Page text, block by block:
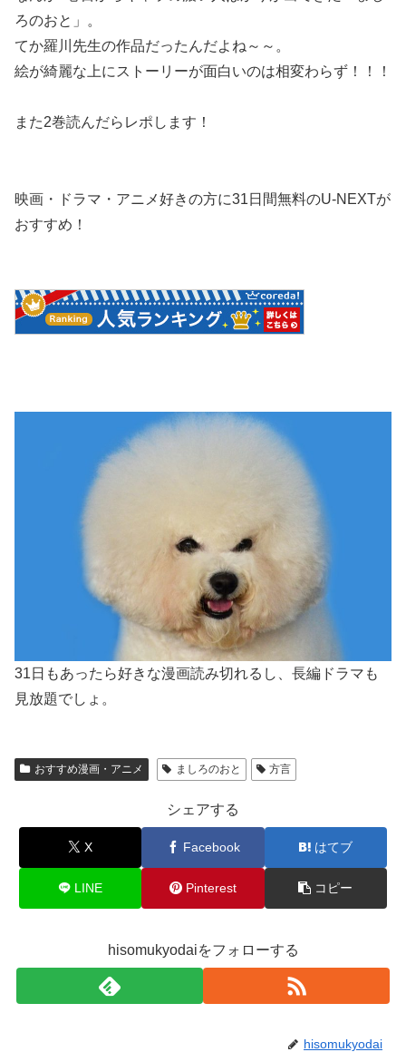
ろのおと」。
てか羅川先生の作品だったんだよね～～。
絵が綺麗な上にストーリーが面白いのは相変わらず！！！
また2巻読んだらレポします！
映画・ドラマ・アニメ好きの方に31日間無料のU-NEXTが
おすすめ！
31日もあったら好きな漫画読み切れるし、長編ドラマも
見放題でしょ。
おすすめ漫画・アニメ ましろのおと 方言
シェアする
X Facebook はてブ
LINE Pinterest コピー
hisomukyodaiをフォローする
hisomukyodai